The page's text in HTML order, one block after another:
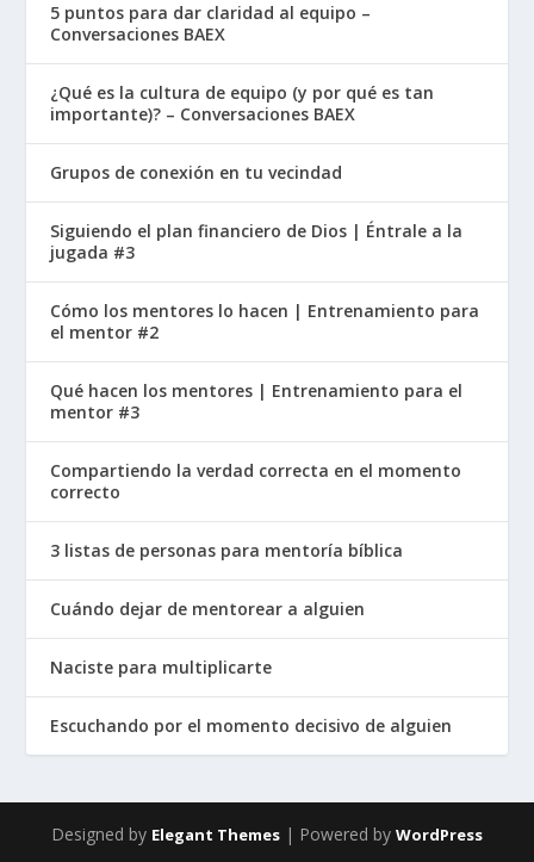
5 puntos para dar claridad al equipo –
Conversaciones BAEX
¿Qué es la cultura de equipo (y por qué es tan
importante)? – Conversaciones BAEX
Grupos de conexión en tu vecindad
Siguiendo el plan financiero de Dios | Éntrale a la
jugada #3
Cómo los mentores lo hacen | Entrenamiento para
el mentor #2
Qué hacen los mentores | Entrenamiento para el
mentor #3
Compartiendo la verdad correcta en el momento
correcto
3 listas de personas para mentoría bíblica
Cuándo dejar de mentorear a alguien
Naciste para multiplicarte
Escuchando por el momento decisivo de alguien
Designed by Elegant Themes | Powered by WordPress